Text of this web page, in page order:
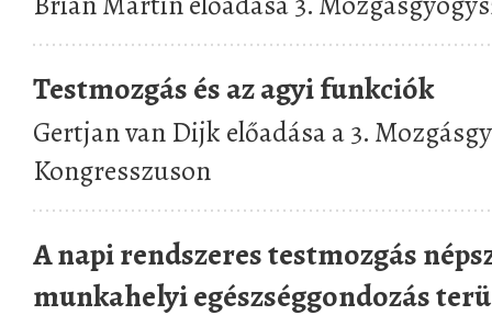
Testmozgás és az agyi funkciók
Gertjan van Dijk előadása a 3.
Kongresszuson
A napi rendszeres testmozgás
munkahelyi egészséggondozás